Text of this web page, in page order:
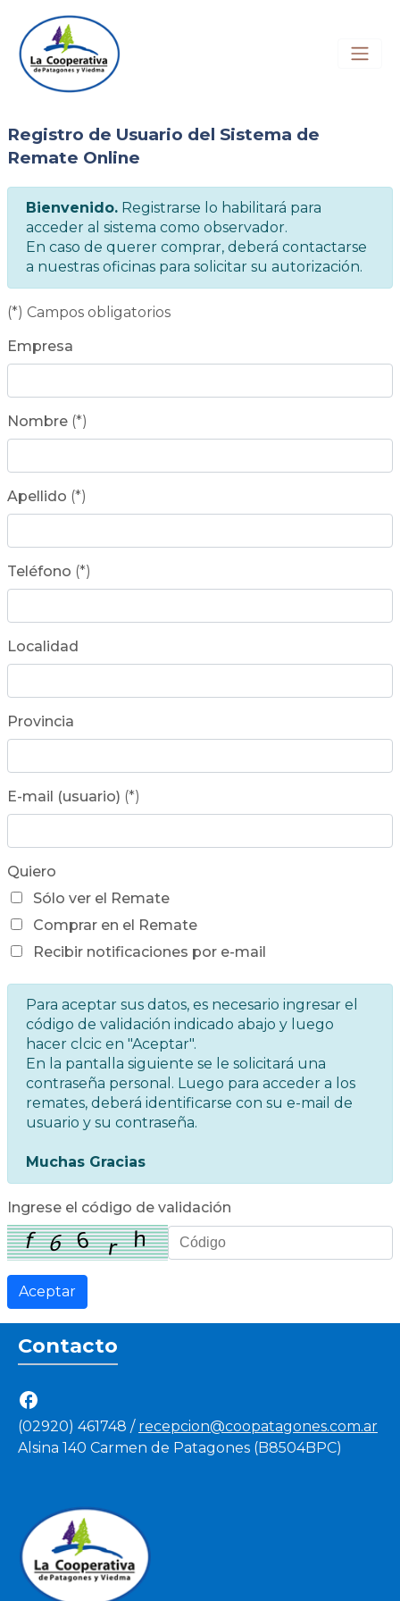
Registrarse
Remate en Vivo
Reglamento
Registro de Usuario del Sistema de
Remate Online
Bienvenido. Registrarse lo habilitará para
acceder al sistema como observador.
En caso de querer comprar, deberá contactarse
a nuestras oficinas para solicitar su autorización.
(*) Campos obligatorios
Empresa
Nombre (*)
Apellido (*)
Teléfono (*)
Localidad
Provincia
E-mail (usuario) (*)
Quiero
Sólo ver el Remate
Comprar en el Remate
Recibir notificaciones por e-mail
Para aceptar sus datos, es necesario ingresar el
código de validación indicado abajo y luego
hacer clcic en "Aceptar".
En la pantalla siguiente se le solicitará una
contraseña personal. Luego para acceder a los
remates, deberá identificarse con su e-mail de
usuario y su contraseña.
Muchas Gracias
Ingrese el código de validación
Contacto
(02920) 461748 / recepcion@coopatagones.com.ar
Alsina 140 Carmen de Patagones (B8504BPC)